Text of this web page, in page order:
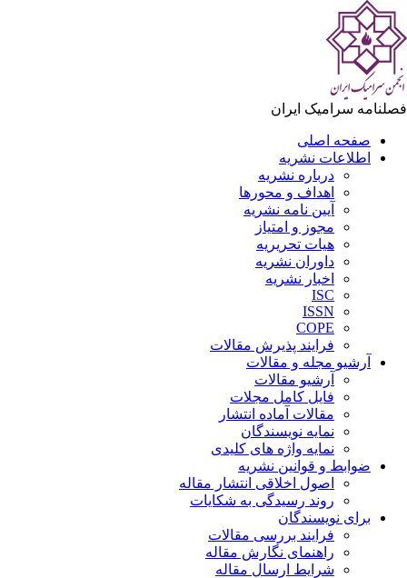
سرامیک ایران
صفحه اصلی
اطلاعات نشریه
درباره نشریه
اهداف و محورها
آیین نامه نشریه
مجوز و امتیاز
هیات تحریریه
داوران نشریه
اخبار نشریه
ISC
ISSN
COPE
فرایند پذیرش مقالات
آرشیو مجله و مقالات
آرشیو مقالات
فایل کامل مجلات
مقالات آماده انتشار
نمایه نویسندگان
نمایه واژه های کلیدی
ضوابط و قوانین نشریه
اصول اخلاقی انتشار مقاله
روند رسیدگی به شکایات
برای نویسندگان
فرایند بررسی مقالات
راهنمای نگارش مقاله
شرایط ارسال مقاله